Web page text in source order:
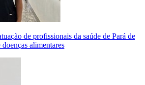
de profissionais da saúde de Pará de
alimentares